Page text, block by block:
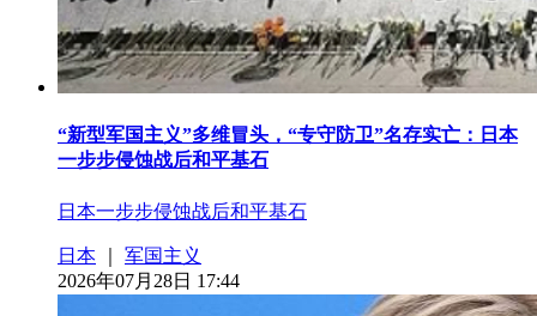
“新型军国主义”多维冒头，“专守防卫”名存实亡：日本
一步步侵蚀战后和平基石
日本一步步侵蚀战后和平基石
日本
军国主义
2026年07月28日 17:44